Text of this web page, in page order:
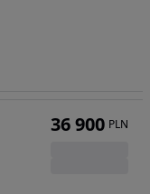
36 900 PLN